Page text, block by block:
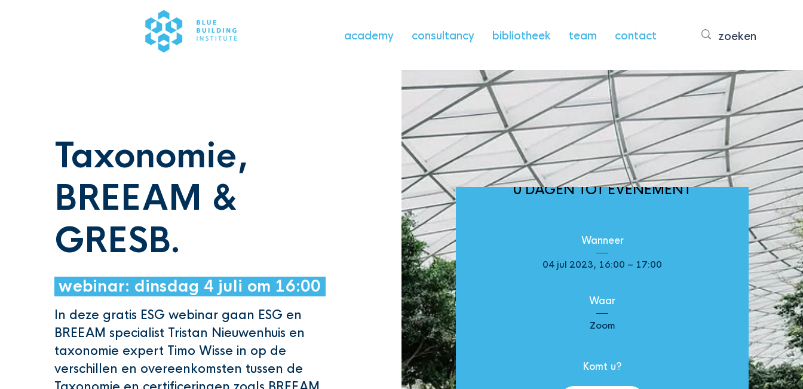
academy consultancy bibliotheek team contact
Taxonomie,
BREEAM &
GRESB.
webinar: dinsdag 4 juli om 16:00
In deze gratis ESG webinar gaan ESG en
BREEAM specialist Tristan Nieuwenhuis en
taxonomie expert Timo Wisse in op de
verschillen en overeenkomsten tussen de
0 DAGEN TOT EVENEMENT
Wanneer
04 jul 2023, 16:00 – 17:00
Waar
Zoom
Komt u?